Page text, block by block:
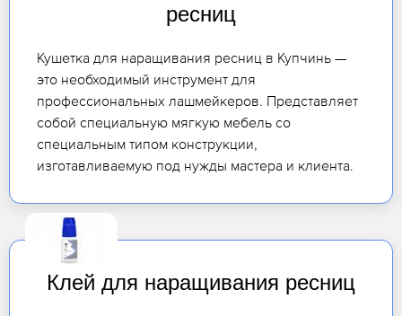
ресниц
Кушетка для наращивания ресниц в Купчинь —
это необходимый инструмент для
профессиональных лашмейкеров. Представляет
собой специальную мягкую мебель со
специальным типом конструкции,
изготавливаемую под нужды мастера и клиента.
Клей для наращивания ресниц